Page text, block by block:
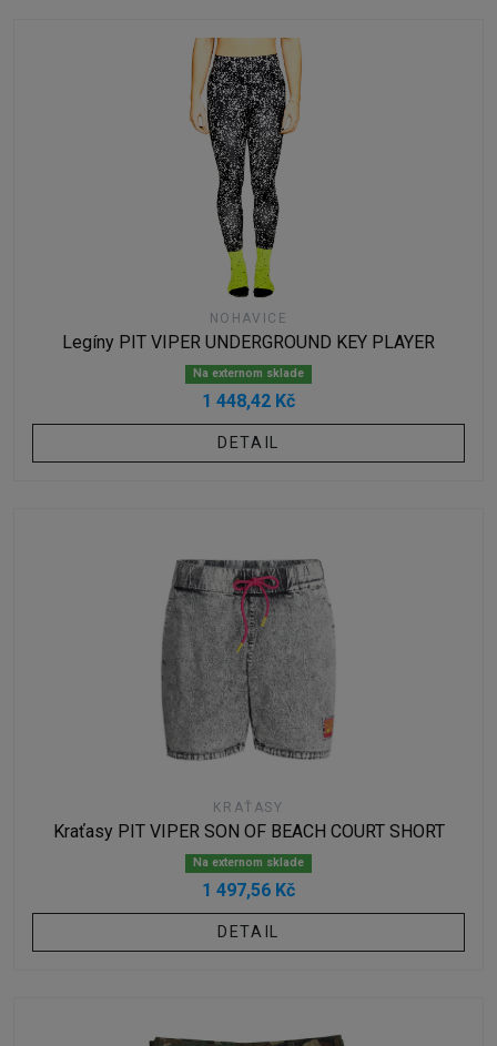
NOHAVICE
Legíny PIT VIPER UNDERGROUND KEY PLAYER
Na externom sklade
1 448,42 Kč
DETAIL
KRAŤASY
Kraťasy PIT VIPER SON OF BEACH COURT SHORT
Na externom sklade
1 497,56 Kč
DETAIL